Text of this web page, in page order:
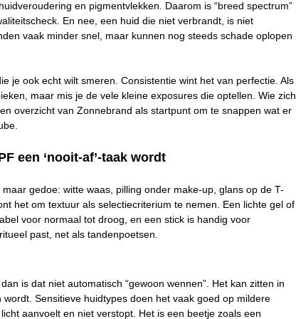
en pigmentvlekken. Daarom is “breed spectrum”
En nee, een huid die niet verbrandt, is niet
vaak minder snel, maar kunnen nog steeds schade oplopen
je ook echt wilt smeren. Consistentie wint het van perfectie. Als
maar mis je de vele kleine exposures die optellen. Wie zich
overzicht van Zonnebrand als startpunt om te snappen wat er
een ‘nooit-af’-taak wordt
gedoe: witte waas, pilling onder make-up, glans op de T-
het om textuur als selectiecriterium te nemen. Een lichte gel of
voor normaal tot droog, en een stick is handig voor
past, net als tandenpoetsen.
is dat niet automatisch “gewoon wennen”. Het kan zitten in
Sensitieve huidtypes doen het vaak goed op mildere
aanvoelt en niet verstopt. Het is een beetje zoals een